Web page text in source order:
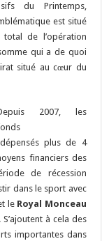
du Printemps,
est situé
de l’opération
qui a de quoi
situé au cœur du
2007, les
plus de 4
financiers des
de récession
dans le sport avec
le Royal Monceau
. S’ajoutent à cela des
importantes dans